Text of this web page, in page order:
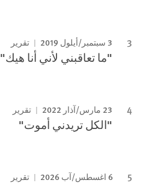
3 سبتمبر/أيلول 2019 تقرير
"ما تعاقبني لأني أنا هيك"
23 مارس/آذار 2022 تقرير
"الكل تريدني أموت"
6 اغسطس/آب 2026 تقرير